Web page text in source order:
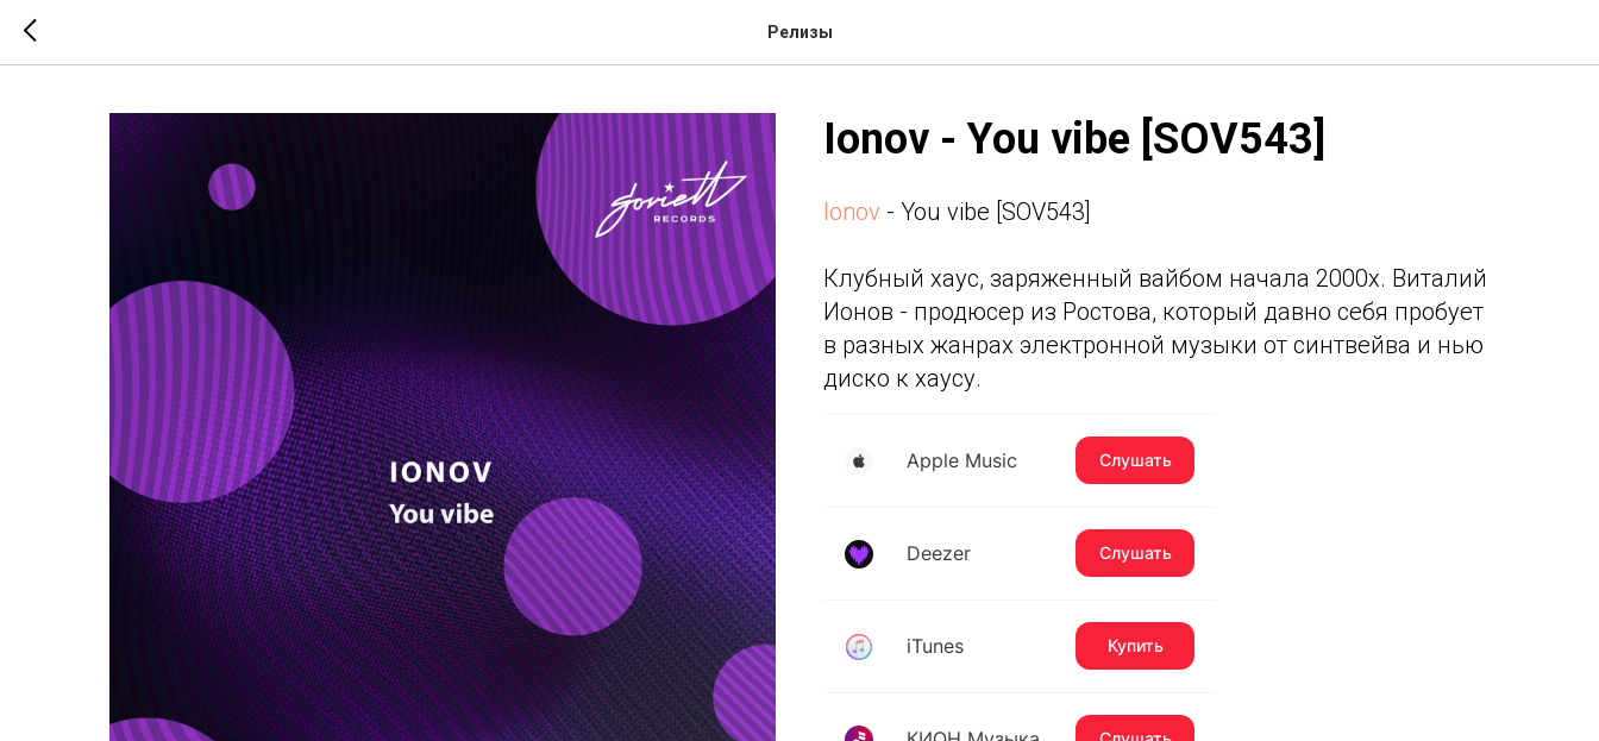
Релизы
Ionov - You vibe [SOV543]
Ionov - You vibe [SOV543]
Клубный хаус, заряженный вайбом начала 2000х. Виталий
Ионов - продюсер из Ростова, который давно себя пробует
в разных жанрах электронной музыки от синтвейва и нью
диско к хаусу.